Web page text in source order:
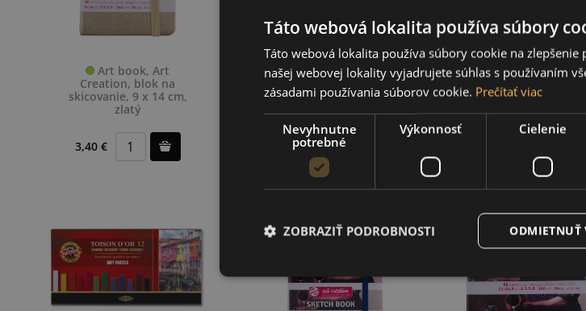
Art book, Art
Creation, blok na
skicovanie, 9 x 14 cm,
zlatý
3,40 €
Art book, Art
Creation, blok na
skicovanie, 13 x 21 cm,
6,35 €
Art book, Art
Creation, blok na
skicovanie, 12 x 12
Táto webová lokalita používa súbory
Táto webová lokalita používa súbory cookie na
našej webovej lokality vyjadrujete súhlas s používaním
zásadami používania súborov cookie. Prečítať viac
Nevyhnutne
potrebné
Výkonnosť Cielenie
ODMIETNUŤ
ZOBRAZIŤ PODROBNOSTI